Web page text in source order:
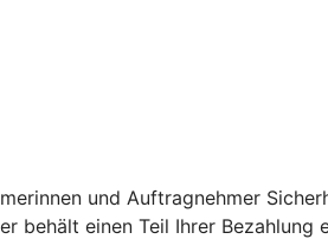
und Auftragnehmer
einen Teil Ihrer